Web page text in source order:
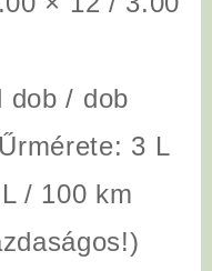
dob / dob
3 L
/ 100 km